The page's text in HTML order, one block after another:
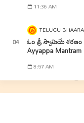
11:36 AM
TELUGU
ఓం శ్రీ స్వామియే శరణం
Ayyappa Mantram
8:57 AM